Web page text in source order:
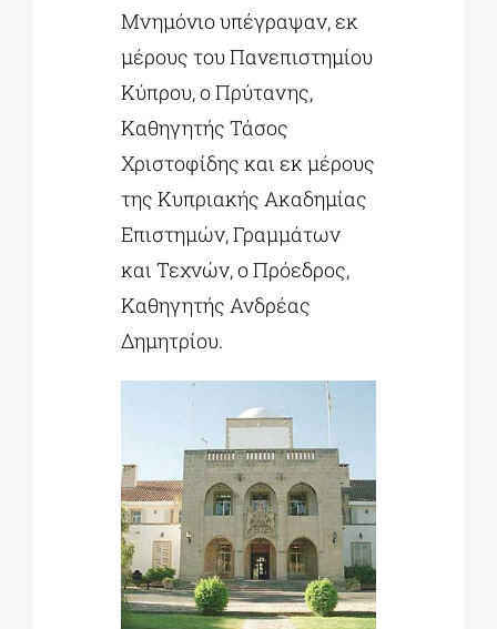
Μνημόνιο υπέγραψαν, εκ
μέρους του Πανεπιστημίου
Κύπρου, ο Πρύτανης,
Καθηγητής Τάσος
Χριστοφίδης και εκ μέρους
της Κυπριακής Ακαδημίας
Επιστημών, Γραμμάτων
και Τεχνών, ο Πρόεδρος,
Καθηγητής Ανδρέας
Δημητρίου.